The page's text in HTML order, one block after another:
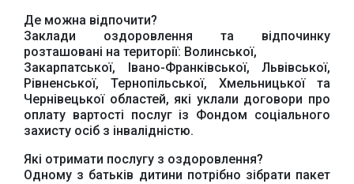
Де можна відпочити?
Заклади оздоровлення та відпочинку
розташовані на території: Волинської,
Закарпатської, Івано-Франківської, Львівської,
Рівненської, Тернопільської, Хмельницької та
Чернівецької областей, які уклали договори про
оплату вартості послуг із Фондом соціального
захисту осіб з інвалідністю.
Які отримати послугу з оздоровлення?
Одному з батьків дитини потрібно зібрати пакет
Офіційний веб-сайт
Верховної Ради
України
Офіційне інтернет-
представництво
Президента України